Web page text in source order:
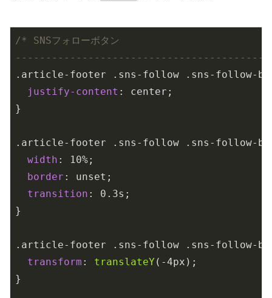
/* SNSフォローボタン
.article-footer
.sns-follow
.sns-follow-
justify-content : center;
}
.article-footer .sns-follow
.sns-follow-
width : 10%;
border : unset;
transition : 0.3s ;
}
.article-footer .sns-follow
.sns-follow-
transform : translateY (-4px);
}